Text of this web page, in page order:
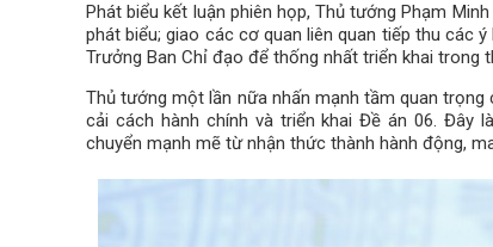
Phát biểu kết luận phiên họp, Thủ tướng Phạm
phát biểu; giao các cơ quan liên quan tiếp thu các
Trưởng Ban Chỉ đạo để thống nhất triển khai trong
Thủ tướng một lần nữa nhấn mạnh tầm quan
cải cách hành chính và triển khai Đề án 06. Đây
chuyển mạnh mẽ từ nhận thức thành hành động,